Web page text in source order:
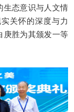
生态意识与人文情
关怀的深度与力
庚胜为其颁发一等